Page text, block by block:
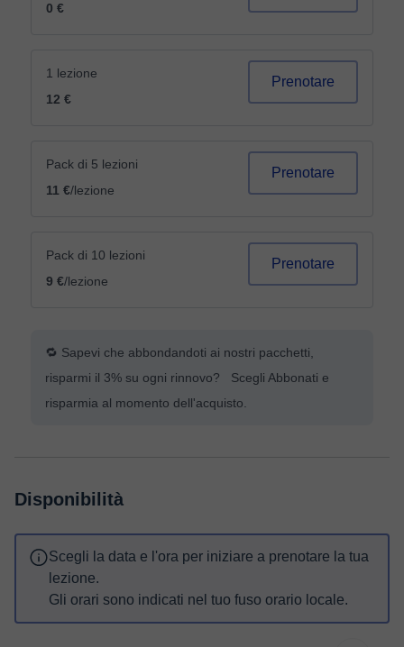
0 €
1 lezione
12 €
Prenotare
Pack di 5 lezioni
11 €/lezione
Prenotare
Pack di 10 lezioni
9 €/lezione
Prenotare
🔁 Sapevi che abbondandoti ai nostri pacchetti,
risparmi il 3% su ogni rinnovo? Scegli Abbonati e
risparmia al momento dell'acquisto.
Disponibilità
Scegli la data e l'ora per iniziare a prenotare la tua
lezione.
Gli orari sono indicati nel tuo fuso orario locale.